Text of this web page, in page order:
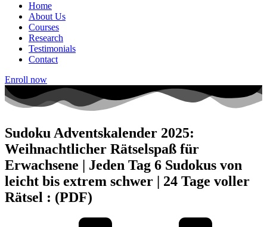
Home
About Us
Courses
Research
Testimonials
Contact
Enroll now
Sudoku Adventskalender 2025:
Weihnachtlicher Rätselspaß für
Erwachsene | Jeden Tag 6 Sudokus von
leicht bis extrem schwer | 24 Tage voller
Rätsel : (PDF)